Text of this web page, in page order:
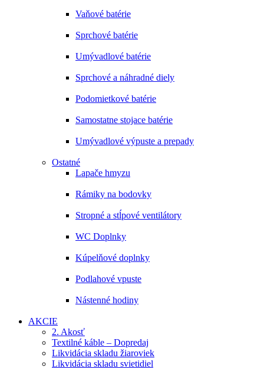
Vaňové batérie
Sprchové batérie
Umývadlové batérie
Sprchové a náhradné diely
Podomietkové batérie
Samostatne stojace batérie
Umývadlové výpuste a prepady
Ostatné
Lapače hmyzu
Rámiky na bodovky
Stropné a stĺpové ventilátory
WC Doplnky
Kúpelňové doplnky
Podlahové vpuste
Nástenné hodiny
AKCIE
2. Akosť
Textilné káble – Dopredaj
Likvidácia skladu žiaroviek
Likvidácia skladu svietidiel